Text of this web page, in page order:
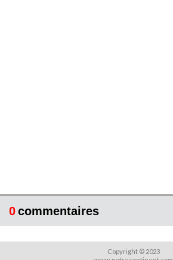
0commentaires
Copyright © 2023